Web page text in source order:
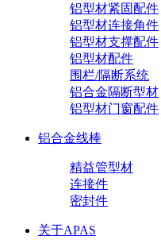
铝型材紧固配件
铝型材连接角件
铝型材支撑配件
铝型材配件
围栏/隔断系统
铝合金隔断型材
铝型材门窗配件
铝合金线棒
精益管型材
连接件
密封件
关于APAS